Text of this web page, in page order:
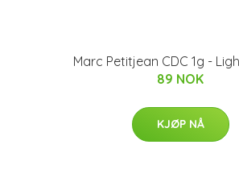
Marc Petitjean CDC 1g -
89 NOK
KJØP NÅ